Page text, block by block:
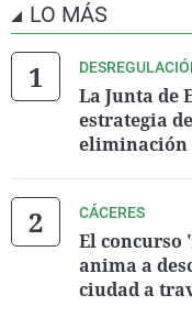
LO MÁS
La Junta de
estrategia
eliminación
CÁCERES
El concurso
anima a
ciudad a